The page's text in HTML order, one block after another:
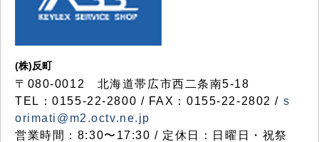
(株)反町
〒080-0012 北海道帯広市西二条南5-18
TEL：0155-22-2800 / FAX：0155-22-2802 / s
orimati@m2.octv.ne.jp
営業時間：8:30〜17:30 / 定休日：日曜日・祝祭